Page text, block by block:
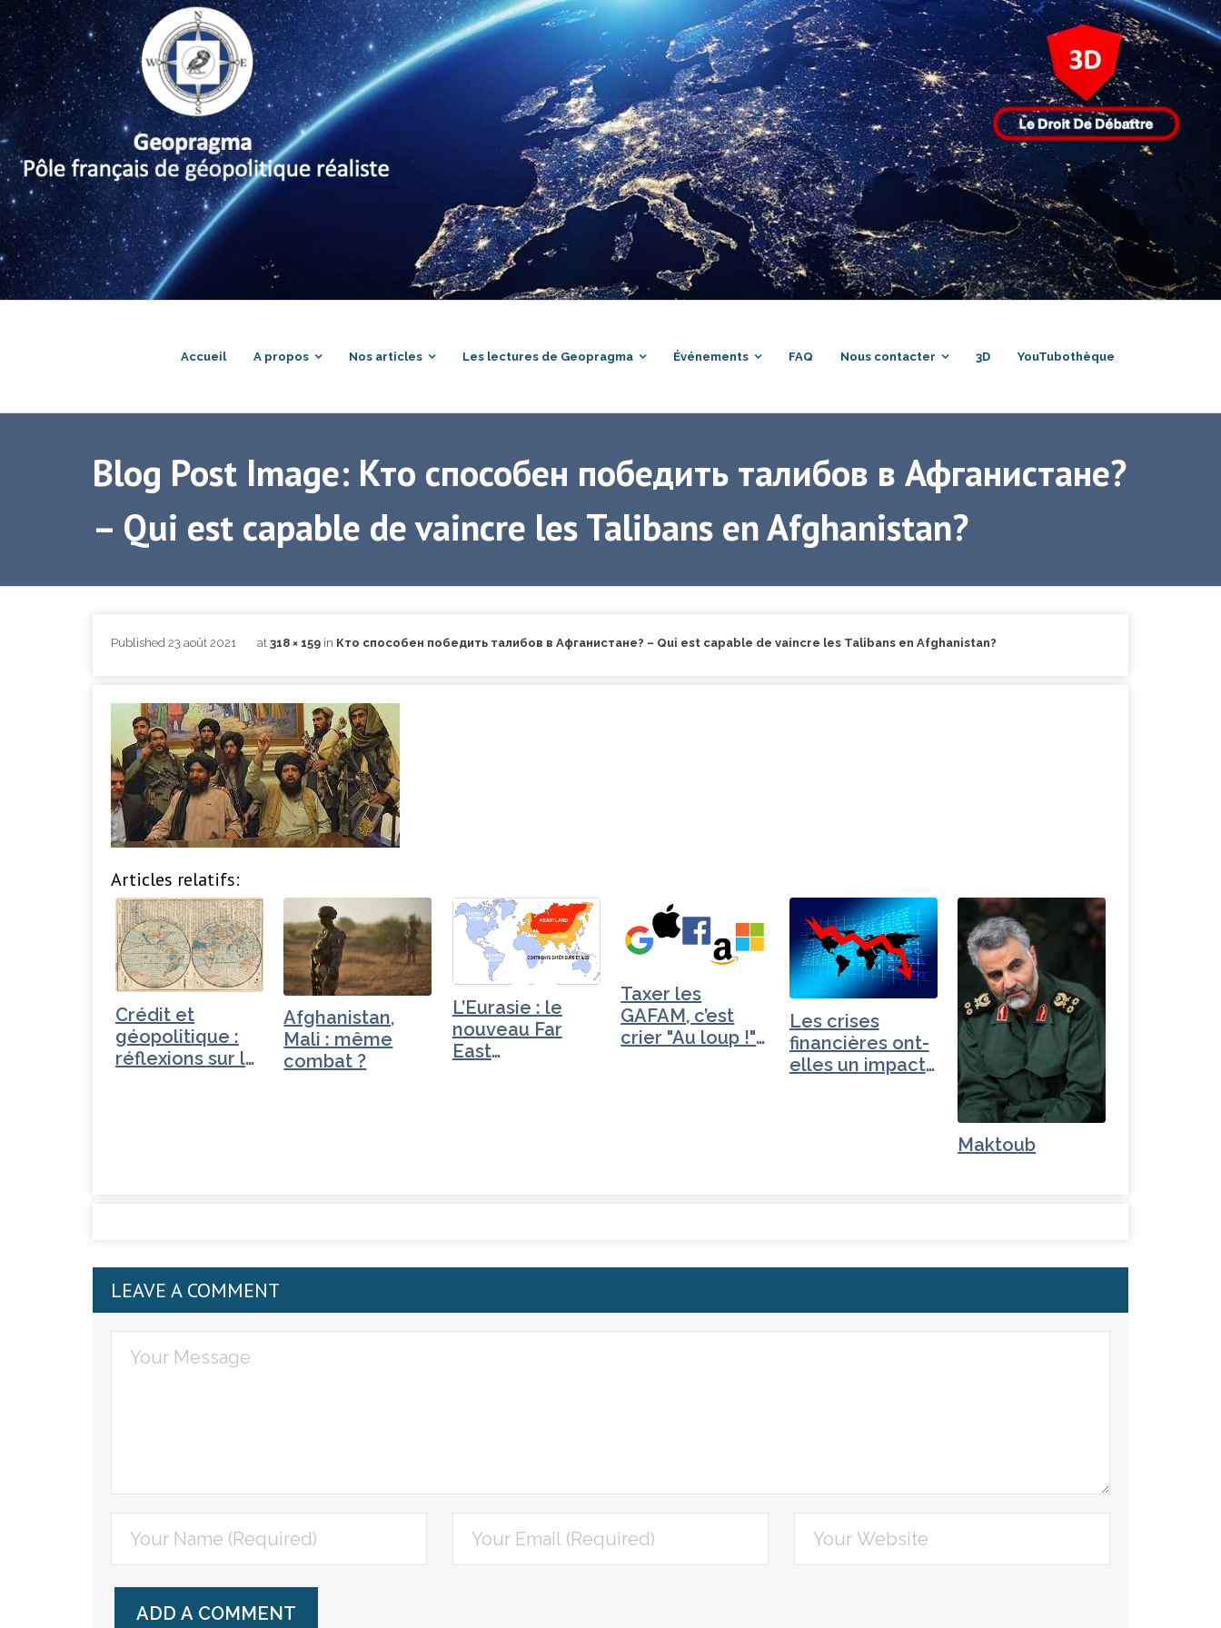
Accueil A propos Nos articles Les lectures de Geopragma Événements FAQ Nous contacter 3D YouTubothèque
Blog Post Image: Кто способен победить талибов в Афганистане?
– Qui est capable de vaincre les Talibans en Afghanistan?
Published 23 août 2021 at 318 × 159 in Кто способен победить талибов в Афганистане? – Qui est capable de vaincre les Talibans en Afghanistan?
Articles relatifs:
Crédit et
géopolitique :
réflexions sur le
Afghanistan,
Mali : même
combat ?
L’Eurasie : le
nouveau Far
East
Taxer les
GAFAM, c’est
crier "Au loup !"
Les crises
financières ont-
elles un impact
Maktoub
LEAVE A COMMENT